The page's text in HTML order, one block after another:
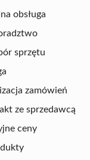
obsługa
sprzętu
zamówień
ze sprzedawcą
ceny